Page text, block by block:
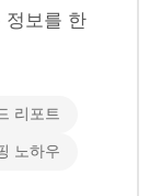
정보를 한
리포트
노하우